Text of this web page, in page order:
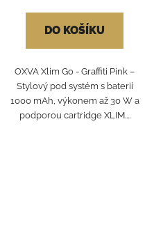
DO KOŠÍKU
OXVA Xlim Go - Graffiti Pink –
Stylový pod systém s baterií
1000 mAh, výkonem až 30 W a
podporou cartridge XLIM....